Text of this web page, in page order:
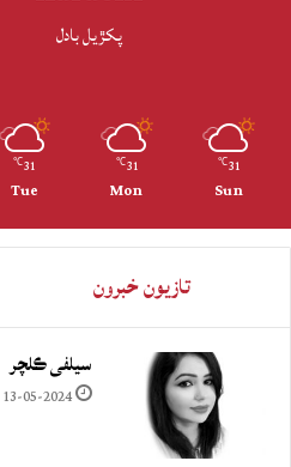
پکڙيل بادل
31
℃
Sun
31
℃
Mon
31
℃
Tue
تازيون خبرون
سيلفي ڪلچر
13-05-2024